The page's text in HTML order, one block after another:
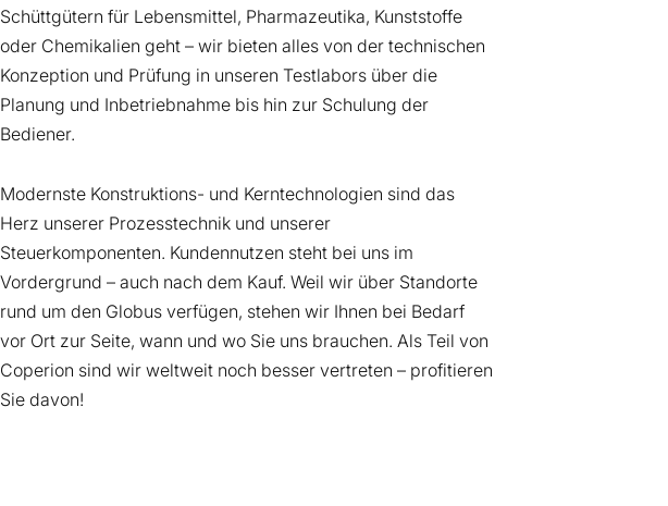
Schüttgütern für Lebensmittel, Pharmazeutika, Kunststoffe
oder Chemikalien geht – wir bieten alles von der technischen
Konzeption und Prüfung in unseren Testlabors über die
Planung und Inbetriebnahme bis hin zur Schulung der
Bediener.
Modernste Konstruktions- und Kerntechnologien sind das
Herz unserer Prozesstechnik und unserer
Steuerkomponenten. Kundennutzen steht bei uns im
Vordergrund – auch nach dem Kauf. Weil wir über Standorte
rund um den Globus verfügen, stehen wir Ihnen bei Bedarf
vor Ort zur Seite, wann und wo Sie uns brauchen. Als Teil von
Coperion sind wir weltweit noch besser vertreten – profitieren
Sie davon!